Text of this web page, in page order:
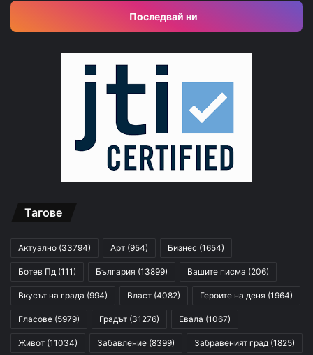
Последвай ни
Тагове
Актуално (33794) Арт (954) Бизнес (1654)
Ботев Пд (111) България (13899) Вашите писма (206)
Вкусът на града (994) Власт (4082) Героите на деня (1964)
Гласове (5979) Градът (31276) Евала (1067)
Живот (11034) Забавление (8399) Забравеният град (1825)